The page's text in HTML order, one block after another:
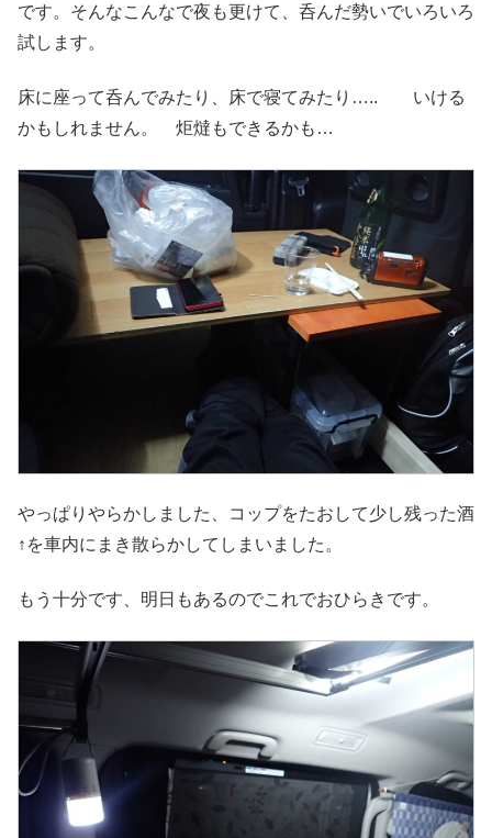
です。そんなこんなで夜も更けて、呑んだ勢いでいろいろ
試します。
床に座って呑んでみたり、床で寝てみたり….. いける
かもしれません。 炬燵もできるかも…
やっぱりやらかしました、コップをたおして少し残った酒
↑を車内にまき散らかしてしまいました。
もう十分です、明日もあるのでこれでおひらきです。